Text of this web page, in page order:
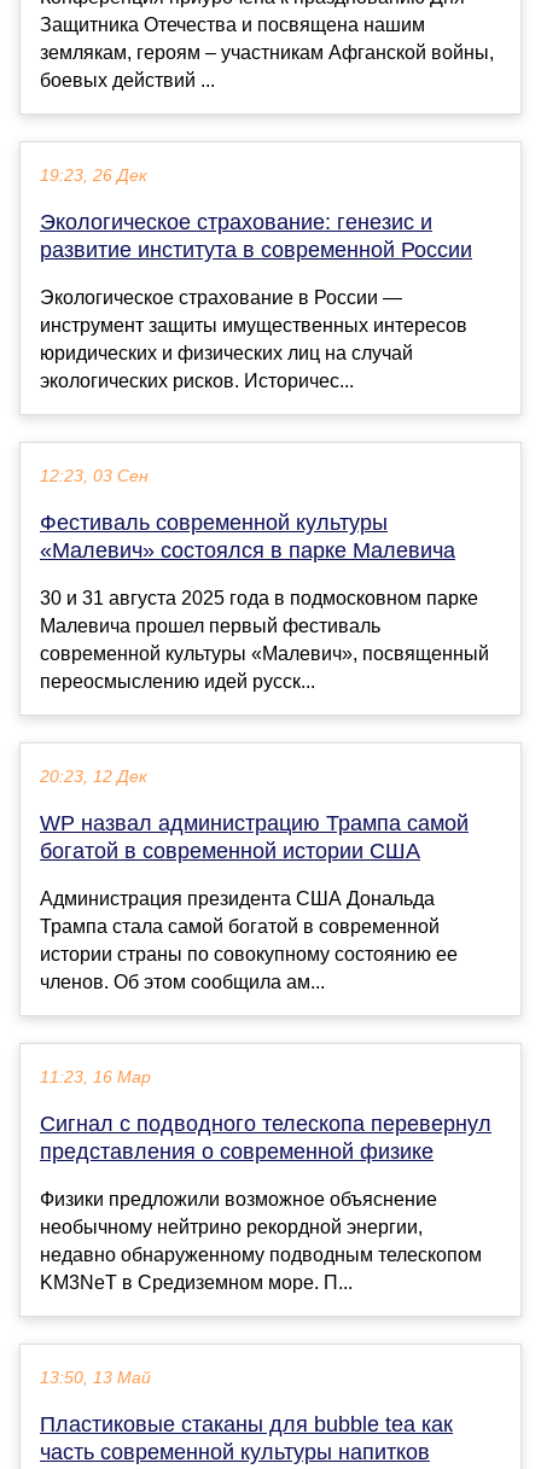
Защитника Отечества и посвящена нашим
землякам, героям – участникам Афганской войны,
боевых действий ...
19:23, 26 Дек
Экологическое страхование: генезис и
развитие института в современной России
Экологическое страхование в России —
инструмент защиты имущественных интересов
юридических и физических лиц на случай
экологических рисков. Историчес...
12:23, 03 Сен
Фестиваль современной культуры
«Малевич» состоялся в парке Малевича
30 и 31 августа 2025 года в подмосковном парке
Малевича прошел первый фестиваль
современной культуры «Малевич», посвященный
переосмыслению идей русск...
20:23, 12 Дек
WP назвал администрацию Трампа самой
богатой в современной истории США
Администрация президента США Дональда
Трампа стала самой богатой в современной
истории страны по совокупному состоянию ее
членов. Об этом сообщила ам...
11:23, 16 Мар
Сигнал с подводного телескопа перевернул
представления о современной физике
Физики предложили возможное объяснение
необычному нейтрино рекордной энергии,
недавно обнаруженному подводным телескопом
KM3NeT в Средиземном море. П...
13:50, 13 Май
Пластиковые стаканы для bubble tea как
часть современной культуры напитков